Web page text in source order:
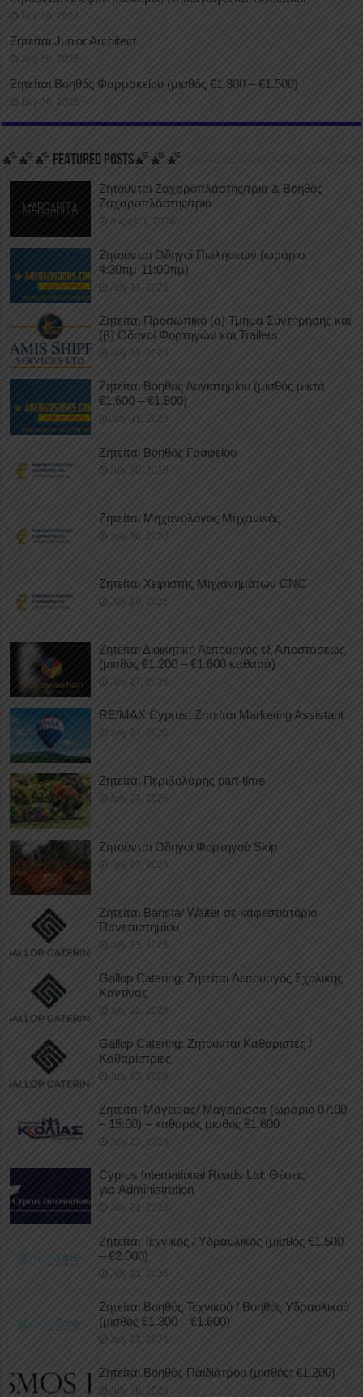
July 30, 2026
Ζητείται Junior Architect
July 30, 2026
Ζητείται Βοηθός Φαρμακείου (μισθός €1.300 – €1.500)
July 30, 2026
🌠🌠🌠 FEATURED POSTS🌠🌠🌠
Ζητούνται Ζαχαροπλάστης/τρια & Βοηθός
Ζαχαροπλάστης/τρια
August 1, 2026
Ζητούνται Οδηγοί Πωλήσεων (ωράριο
4:30πμ-11:00πμ)
July 31, 2026
Ζητείται Προσωπικό (α) Τμήμα Συντήρησης και
(β) Οδηγοί Φορτηγών και Trailers
July 31, 2026
Ζητείται Βοηθός Λογιστηρίου (μισθός μικτά
€1.600 – €1.800)
July 31, 2026
Ζητείται Βοηθός Γραφείου
July 30, 2026
Ζητείται Μηχανολόγος Μηχανικός
July 30, 2026
Ζητείται Χειριστής Μηχανημάτων CNC
July 29, 2026
Ζητείται Διοικητική Λειτουργός εξ Αποστάσεως
(μισθός €1.200 – €1.600 καθαρά)
July 27, 2026
RE/MAX Cyprus: Ζητείται Marketing Assistant
July 27, 2026
Ζητείται Περιβολάρης part-time
July 27, 2026
Ζητούνται Οδηγοί Φορτηγού Skip
July 27, 2026
Ζητείται Barista/ Waiter σε καφεστιατόριο
Πανεπιστημίου
July 23, 2026
Gallop Catering: Ζητείται Λειτουργός Σχολικής
Καντίνας
July 23, 2026
Gallop Catering: Ζητούνται Καθαριστές /
Καθαρίστριες
July 23, 2026
Ζητείται Μάγειρας/ Μαγείρισσα (ωράριο 07:00
– 15:00) – καθαρός μισθός €1.600
July 23, 2026
Cyprus International Roads Ltd: Θέσεις
για Administration
July 21, 2026
Ζητείται Τεχνικός / Υδραυλικός (μισθός €1.500
– €2.000)
July 21, 2026
Ζητείται Βοηθός Τεχνικού / Βοηθός Υδραυλικού
(μισθός €1.300 – €1.600)
July 21, 2026
Ζητείται Βοηθός Παιδιάτρου (μισθός: €1.200)
July 18, 2026